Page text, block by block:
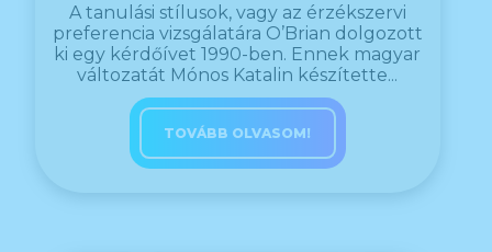
A tanulási stílusok, vagy az érzékszervi
preferencia vizsgálatára O’Brian dolgozott
ki egy kérdőívet 1990-ben. Ennek magyar
változatát Mónos Katalin készítette...
TOVÁBB OLVASOM!